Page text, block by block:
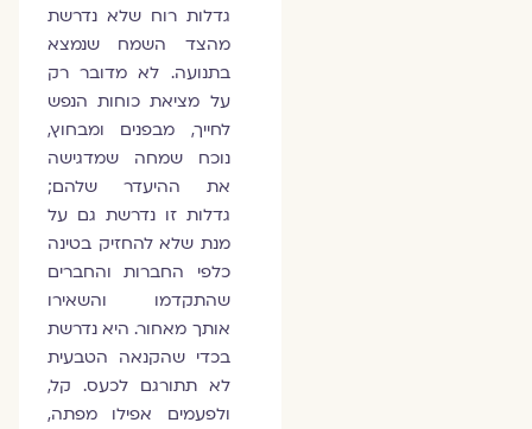
גדלות רוח שלא נדרשת
מהצד השמח שנמצא
בתנועה. לא מדובר רק
על מציאת כוחות הנפש
לחייך, מבפנים ומבחוץ,
נוכח שמחה שמדגישה
את ההיעדר שלהם;
גדלות זו נדרשת גם על
מנת שלא להחזיק בטינה
כלפי החברות והחברים
שהתקדמו והשאירו
אותך מאחור. היא נדרשת
בכדי שהקנאה הטבעית
לא תתורגם לכעס. קל,
ולפעמים אפילו מפתה,